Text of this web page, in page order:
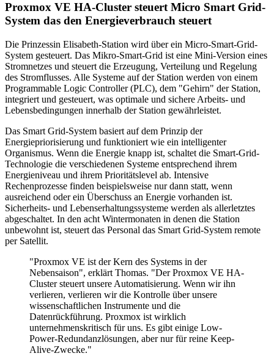
Proxmox VE HA-Cluster steuert Micro Smart Grid-
System das den Energieverbrauch steuert
Die Prinzessin Elisabeth-Station wird über ein Micro-Smart-Grid-
System gesteuert. Das Mikro-Smart-Grid ist eine Mini-Version eines
Stromnetzes und steuert die Erzeugung, Verteilung und Regelung
des Stromflusses. Alle Systeme auf der Station werden von einem
Programmable Logic Controller (PLC), dem "Gehirn" der Station,
integriert und gesteuert, was optimale und sichere Arbeits- und
Lebensbedingungen innerhalb der Station gewährleistet.
Das Smart Grid-System basiert auf dem Prinzip der
Energiepriorisierung und funktioniert wie ein intelligenter
Organismus. Wenn die Energie knapp ist, schaltet die Smart-Grid-
Technologie die verschiedenen Systeme entsprechend ihrem
Energieniveau und ihrem Prioritätslevel ab. Intensive
Rechenprozesse finden beispielsweise nur dann statt, wenn
ausreichend oder ein Überschuss an Energie vorhanden ist.
Sicherheits- und Lebenserhaltungssysteme werden als allerletztes
abgeschaltet. In den acht Wintermonaten in denen die Station
unbewohnt ist, steuert das Personal das Smart Grid-System remote
per Satellit.
"Proxmox VE ist der Kern des Systems in der
Nebensaison", erklärt Thomas. "Der Proxmox VE HA-
Cluster steuert unsere Automatisierung. Wenn wir ihn
verlieren, verlieren wir die Kontrolle über unsere
wissenschaftlichen Instrumente und die
Datenrückführung. Proxmox ist wirklich
unternehmenskritisch für uns. Es gibt einige Low-
Power-Redundanzlösungen, aber nur für reine Keep-
Alive-Zwecke."